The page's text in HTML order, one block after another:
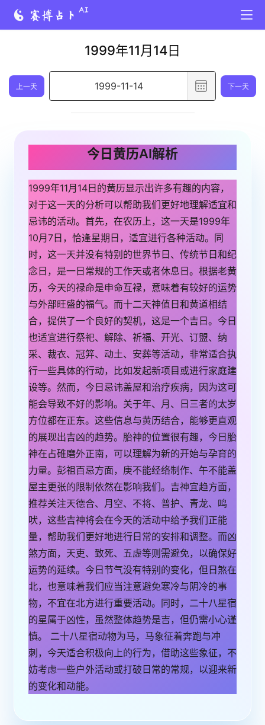
1999年11月14日
上一天
选
,
选
择
日
1
9
9
9
年
1
月
1
4
日
下一天
今日黄历AI解析
1999年11月14日的黄历显示出许多有趣的内容，
对于这一天的分析可以帮助我们更好地理解适宜和
忌讳的活动。首先，在农历上，这一天是1999年
10月7日，恰逢星期日，适宜进行各种活动。同
时，这一天并没有特别的世界节日、传统节日和纪
念日，是一日常规的工作天或者休息日。根据老黄
历，今天的禄命是申命互禄，意味着有较好的运势
与外部旺盛的福气。而十二天神值日和黄道相结
合，提供了一个良好的契机，这是一个吉日。今日
也适宜进行祭祀、解除、祈福、开光、订盟、纳
采、裁衣、冠笄、动土、安葬等活动，非常适合执
行一些具体的行动，比如发起新项目或进行家庭建
设等。然而，今日忌讳盖屋和治疗疾病，因为这可
能会导致不好的影响。关于年、月、日三者的太岁
方位都在正东。这些信息与黄历结合，能够更直观
的展现出吉凶的趋势。胎神的位置很有趣，今日胎
神在占碓磨外正南，可以理解为新的开始与孕育的
力量。彭祖百忌方面，庚不能经络制作、午不能盖
屋主更张的限制依然在影响我们。吉神宜趋方面，
推荐关注天德合、月空、不将、普护、青龙、鸣
吠，这些吉神将会在今天的活动中给予我们正能
量，帮助我们更好地进行日常的安排和调整。而凶
煞方面，天吏、致死、五虚等则需避免，以确保好
运势的延续。今日节气没有特别的变化，但日煞在
北，也意味着我们应当注意避免寒冷与阴冷的事
物，不宜在北方进行重要活动。同时，二十八星宿
的星属于凶性，虽然整体趋势是吉，但仍需小心谨
慎。 二十八星宿动物为马，马象征着奔跑与冲
刺，今天适合积极向上的行为，借助这些象征，不
妨考虑一些户外活动或打破日常的常规，以迎来新
的变化和动能。